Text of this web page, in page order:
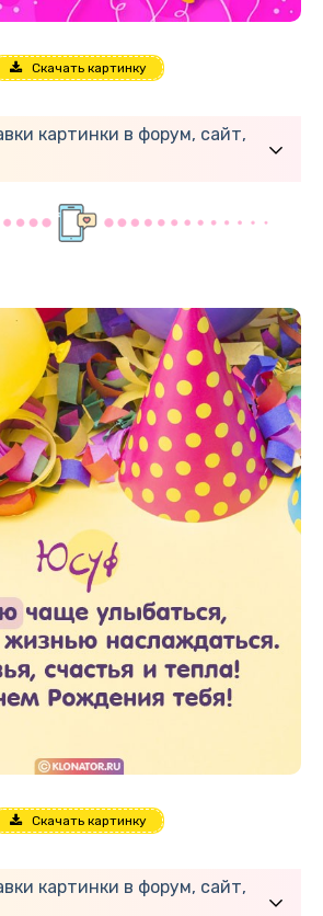
Скачать картинку
картинки в форум, сайт,
Скачать картинку
картинки в форум, сайт,